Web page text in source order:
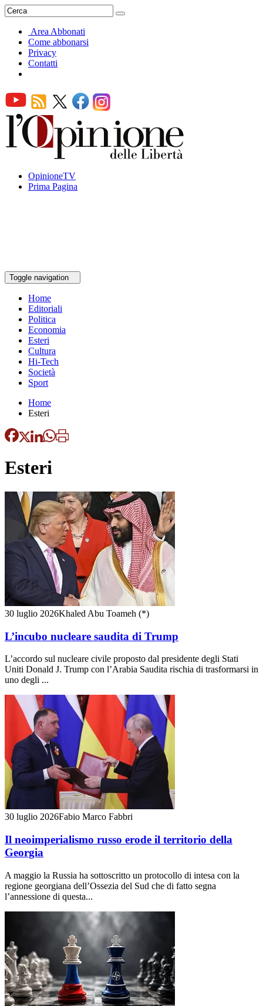
Area Abbonati
Come abbonarsi
Privacy
Contatti
OpinioneTV
Prima Pagina
Toggle navigation
Home
Editoriali
Politica
Economia
Esteri
Cultura
Hi-Tech
Società
Sport
Home
Esteri
Esteri
30 luglio 2026Khaled Abu Toameh (*)
L’incubo nucleare saudita di Trump
L’accordo sul nucleare civile proposto dal presidente degli Stati
Uniti Donald J. Trump con l’Arabia Saudita rischia di trasformarsi in
uno degli ...
30 luglio 2026Fabio Marco Fabbri
Il neoimperialismo russo erode il territorio della
Georgia
A maggio la Russia ha sottoscritto un protocollo di intesa con la
regione georgiana dell’Ossezia del Sud che di fatto segna
l’annessione di questa...